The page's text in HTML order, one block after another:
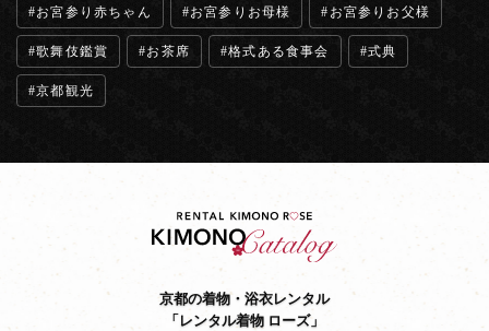
お宮参り赤ちゃん お宮参りお母様 お宮参りお父様
歌舞伎鑑賞 お茶席 格式ある食事会 式典
京都観光
京都の着物・浴衣レンタル
「レンタル着物 ローズ」